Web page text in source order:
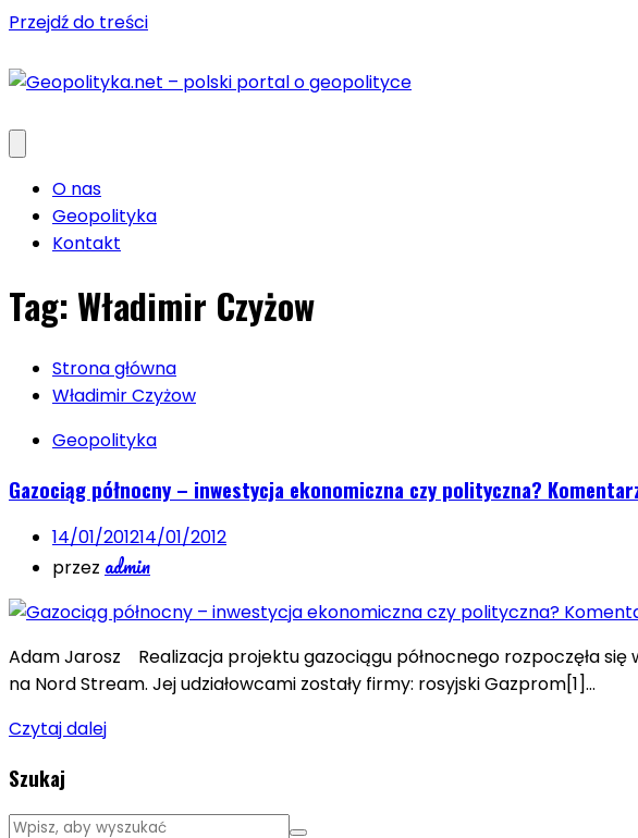
Przejdź do treści
O nas
Geopolityka
Kontakt
Tag: Władimir Czyżow
Strona główna
Władimir Czyżow
Geopolityka
Gazociąg północny – inwestycja ekonomiczna czy polityczna?
14/01/201214/01/2012
przez admin
Adam Jarosz Realizacja projektu gazociągu północnego rozpoczęła
na Nord Stream. Jej udziałowcami zostały firmy: rosyjski Gazprom[1]…
Czytaj dalej
Szukaj